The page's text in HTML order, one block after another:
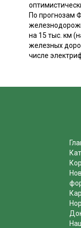
По прогнозам
на 15 тыс. км
железных
числе